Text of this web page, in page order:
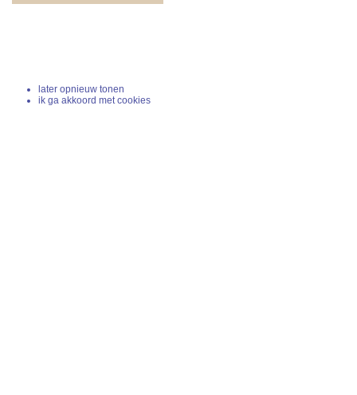
later opnieuw tonen
ik ga akkoord met cookies